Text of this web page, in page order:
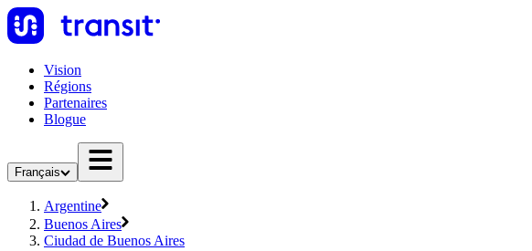
Vision
Régions
Partenaires
Blogue
Français
Argentine
Buenos Aires
Ciudad de Buenos Aires